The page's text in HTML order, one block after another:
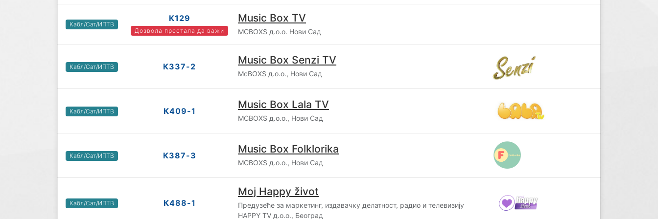
Кабл/Сат/ИПТВ
К129
Дозвола престала да важи
Music Box TV
MCBOXS д.о.о. Нови Сад
Кабл/Сат/ИПТВ К337-2
Music Box Senzi TV
McBOXS д.о.о., Нови Сад
Кабл/Сат/ИПТВ К409-1
Music Box Lala TV
MCBOXS д.о.о., Нови Сад
Кабл/Сат/ИПТВ К387-3
Music Box Folklorika
MCBOXS д.о.о., Нови Сад
Кабл/Сат/ИПТВ К488-1
Moj Happy život
Предузеће за маркетинг, издавачку делатност, радио и телевизију
HAPPY TV д.о.о., Београд